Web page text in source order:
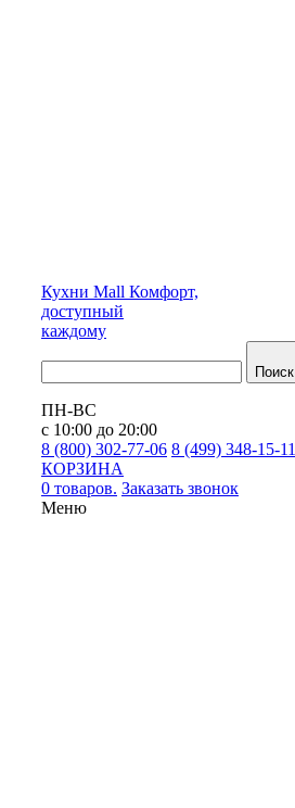
Кухни Mall Комфорт,
доступный
каждому
Поиск
ПН-ВС
с 10:00 до 20:00
8 (800) 302-77-06 8 (499) 348-15-11
КОРЗИНА
0 товаров. Заказать звонок
Меню